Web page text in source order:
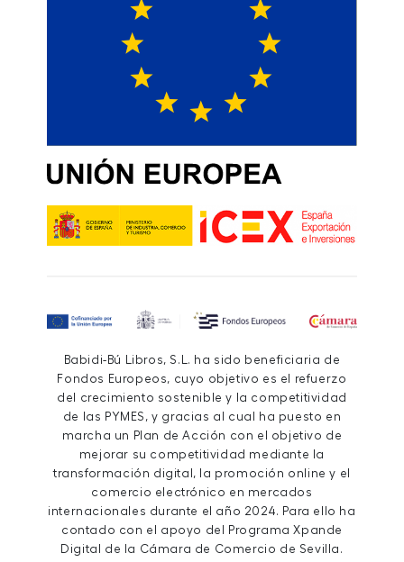
Babidi-Bú Libros, S.L. ha sido beneficiaria de
Fondos Europeos, cuyo objetivo es el refuerzo
del crecimiento sostenible y la competitividad
de las PYMES, y gracias al cual ha puesto en
marcha un Plan de Acción con el objetivo de
mejorar su competitividad mediante la
transformación digital, la promoción online y el
comercio electrónico en mercados
internacionales durante el año 2024. Para ello ha
contado con el apoyo del Programa Xpande
Digital de la Cámara de Comercio de Sevilla.